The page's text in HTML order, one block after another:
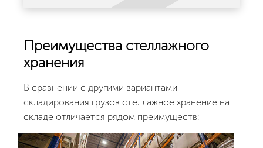
Преимущества стеллажного
хранения
В сравнении с другими вариантами
складирования грузов стеллажное хранение на
складе отличается рядом преимуществ: